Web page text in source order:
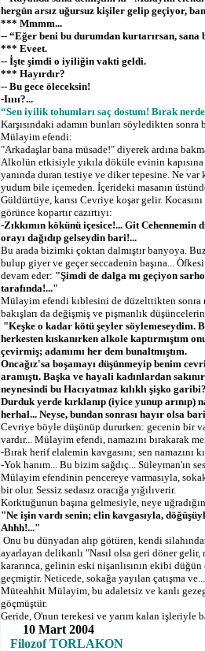
hergün arsız uğursuz kişiler gelip geçiyor,
*** Mmmm...
-- “Eğer beni bu durumdan kurtarırsan,
*** Eveet.
-- İşte şimdi o iyiliğin vakti geldi.
*** Hayırdır?
-- Bu gece öleceksin!
-Iıııı?...
“Sen iyilik tohumları saç dostum! Bırak
Karşısındaki adamın bunları söyledikten
Mülayim efendi:
"Arkadaşlar bana müsade!" diyerek ardına
Alkolün etkisiyle yıkıla döküle evinin
yanında duran testiye ve diker tepesine. Ne
yudum bile içemeden. İçerideki masanın
Güldürtüye, karısı Cevriye koşar gelir.
görünce kopartır cazırtıyı:
-Zıkkımın kökünü içesice!... Git Cehennemin
orayı dağıdıp gelseydin bari!...
Bu arada bizimki çoktan dalmıştır banyoya.
bulup giyer ve geçer seccadenin başına...
devam eder: "Şimdi de dalga mı geçiyon
tarafında!..."
Mülayim efendi kıblesini de düzelttikten sonra
bakışları da değişmiş ve pişmanlık
"Keşke o kadar kötü şeyler söylemeseydim.
herkesten kıskanırken alkole kaptırmıştım
çevirmiş; adamımı her dem bunaltmıştım.
Oncağız'sa boşamayı düşünmeyip benim
aramıştı. Başka ve hayali kadınlardan
neynesindi bu Hacıyatmaz kılıklı şişko
Durduk yerde kırklanıp (iyice yunup arınıp)
herhal... Neyse, bundan sonrası hayır olsa
Cevriye böyle düşünüp dururken: gecenin bir
vardır... Mülayim efendi, namazını bırakarak
-Bırak herif elalemin kavgasını; sen namazını
-Yok hanım... Bu bizim sağdıç... Süleyman'ın
Mülayim efendinin pencereye varmasıyla,
bir olur. Sessiz sedasız oracığa yığılıverir.
Korktuğunun başına gelmesiyle, neye
"Ne işin vardı senin; elin kavgasıyla,
Ahhh!..."
Onu bu dünyadan alıp götüren, kendi
ayarlayan delikanlı "Nasıl olsa geri döner
kararınca, gelinin eski nişanlısının ekibi
geçmiştir. Neticede, sokağa yayılan çatışma ve...
Müteahhit Mülayim, bu adaletsiz ve kanlı
göçmüştür.
Geride, O'nun terekesi ve yarım kalan işleriyle
10 Mart 2004
FilozofTORLAKON